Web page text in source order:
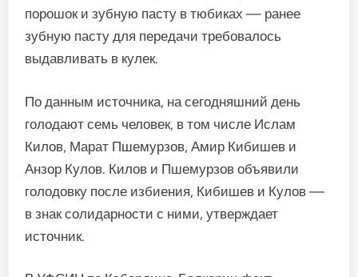
порошок и зубную пасту в тюбиках — ранее
зубную пасту для передачи требовалось
выдавливать в кулек.
По данным источника, на сегодняшний день
голодают семь человек, в том числе Ислам
Килов, Марат Пшемурзов, Амир Кибишев и
Анзор Кулов. Килов и Пшемурзов объявили
голодовку после избиения, Кибишев и Кулов —
в знак солидарности с ними, утверждает
источник.